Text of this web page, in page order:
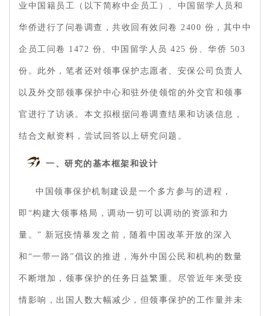
业中国籍员工（以下简称中企员工）、中国留学人员和
华侨进行了问卷调查，共收回有效问卷 2400 份，其中中
企员工问卷 1472 份、中国留学人员 425 份、华侨 503
份。此外，笔者还对领事保护志愿者、安保公司负责人
以及外交部领事保护中心和驻外使领馆的外交官和领事
官进行了访谈。本文拟根据问卷调查结果和访谈信息，
结合文献资料，尝试回答以上研究问题。
一、研究的基本框架和设计
中国领事保护机制建设是一个多方参与的进程，
即“构建大领事格局，调动一切可以调动的资源和力
量。” 新冠疫情暴发之前，随着中国改革开放的深入
和“一带一路”倡议的推进，海外中国公民和机构的数量
不断增加，领事保护的任务日益繁重。尽管近年来受疫
情影响，出国人数大幅减少，但领事保护的工作量并未